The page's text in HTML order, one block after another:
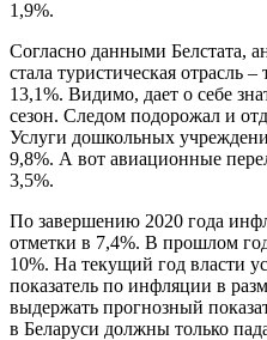
1,9%.
Согласно данными Белстата,
стала туристическая отрасль
13,1%. Видимо, дает о себе
сезон. Следом подорожал и
Услуги дошкольных
9,8%. А вот авиационные
3,5%.
По завершению 2020 года
отметки в 7,4%. В прошлом
10%. На текущий год власти
показатель по инфляции в
выдержать прогнозный
в Беларуси должны только